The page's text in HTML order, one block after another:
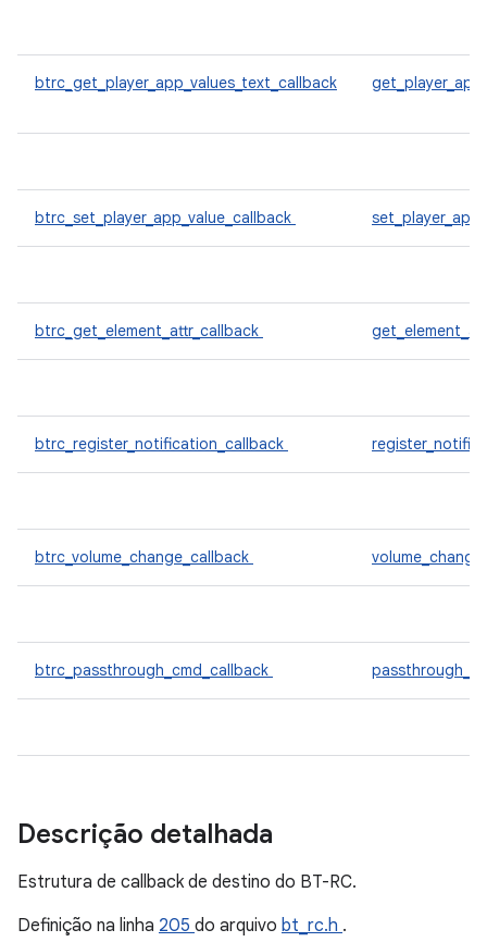
btrc_get_player_app_values_text_callback
btrc_set_player_app_value_callback
btrc_get_element_attr_callback
btrc_register_notification_callback
btrc_volume_change_callback
btrc_passthrough_cmd_callback
Descrição detalhada
Estrutura de callback de destino do BT-RC.
Definição na linha 205 do arquivo bt_rc.h .